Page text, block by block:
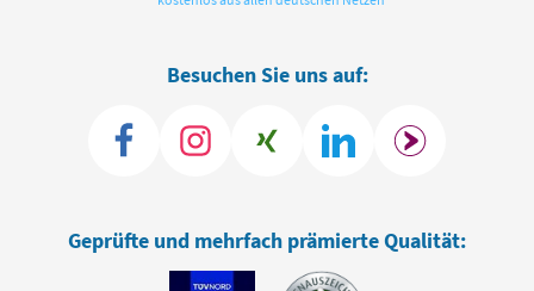
Besuchen Sie uns auf:
Geprüfte und mehrfach prämierte Qualität: